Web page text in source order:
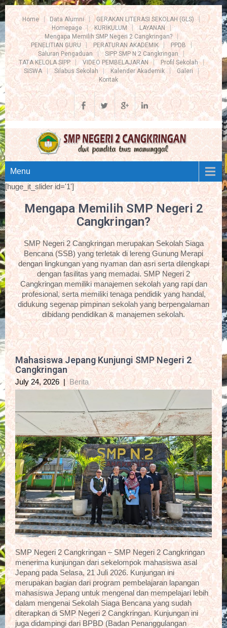
Home Data Alumni
GERAKAN LITERASI SEKOLAH (GLS)
Homepage
KURIKULUM
LAYANAN
Mengapa Memilih SMP Negeri 2 Cangkringan?
PENELITIAN GURU
PERATURAN AKADEMIK
PPDB
Saluran Pengaduan
SIPP SMP N 2 Cangkringan
TATA KELOLA SIPP
VIDEO PEMBELAJARAN
Profil Sekolah
SISWA
Silabus Sekolah Kalender Akademik
Galeri
Kontak
Menu
[huge_it_slider id='1']
Mengapa Memilih SMP Negeri 2
Cangkringan?
SMP Negeri 2 Cangkringan merupakan Sekolah Siaga
Bencana (SSB) yang terletak di lereng Gunung Merapi
dengan lingkungan yang nyaman dan asri serta dilengkapi
dengan fasilitas yang memadai. SMP Negeri 2
Cangkringan memiliki manajemen sekolah yang rapi dan
profesional, serta memiliki tenaga pendidik yang handal,
didukung segenap pimpinan sekolah yang berpengalaman
dibidang pendidikan & manajemen sekolah.
Mahasiswa Jepang Kunjungi SMP Negeri 2
Cangkringan
July 24, 2026 |Berita
SMP Negeri 2 Cangkringan – SMP Negeri 2 Cangkringan
menerima kunjungan dari sekelompok mahasiswa asal
Jepang pada Selasa, 21 Juli 2026. Kunjungan ini
merupakan bagian dari program pembelajaran lapangan
mahasiswa Jepang untuk mengenal dan mempelajari lebih
dalam mengenai Sekolah Siaga Bencana yang sudah
diterapkan di SMP Negeri 2 Cangkringan. Kunjungan ini
juga didampingi dari BPBD (Badan Penanggulangan